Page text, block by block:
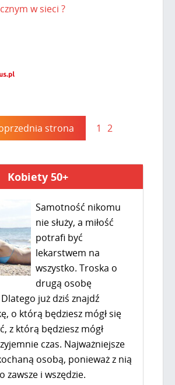
w sieci ?
strona 1 2
Kobiety 50+
Samotność nikomu
nie służy, a miłość
potrafi być
lekarstwem na
wszystko. Troska o
drugą osobę
już dziś znajdź
o którą będziesz mógł się
z którą będziesz mógł
czas. Najważniejsze
osobą, ponieważ z nią
zawsze i wszędzie.